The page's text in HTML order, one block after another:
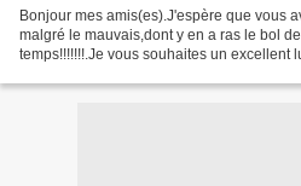
Bonjour mes amis(es).J'espère que vous
malgré le mauvais,dont y en a ras le bol
temps!!!!!!!.Je vous souhaites un excellent